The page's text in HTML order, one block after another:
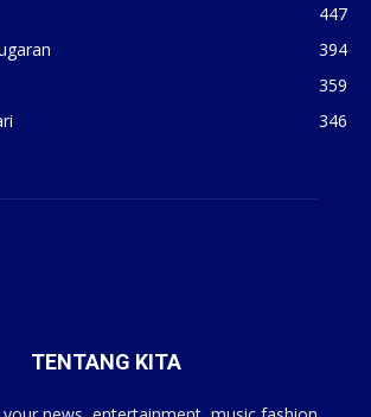
447
394
359
346
TENTANG KITA